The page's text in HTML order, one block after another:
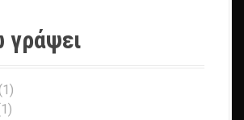
γράψει